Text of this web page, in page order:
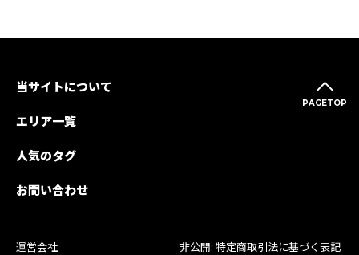
PAGETOP
当サイトについて
エリア一覧
人気のタグ
お問い合わせ
運営会社 非公開: 特定商取引法に基づく表記